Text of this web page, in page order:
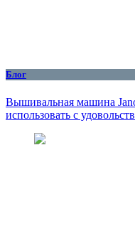
Блог
Вышивальная машина
использовать с